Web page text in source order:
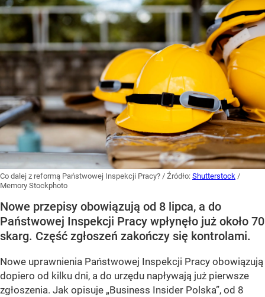
Co dalej z reformą Państwowej Inspekcji Pracy? / Źródło: Shutterstock /
Memory Stockphoto
Nowe przepisy obowiązują od 8 lipca, a do
Państwowej Inspekcji Pracy wpłynęło już około 70
skarg. Część zgłoszeń zakończy się kontrolami.
Nowe uprawnienia Państwowej Inspekcji Pracy obowiązują
dopiero od kilku dni, a do urzędu napływają już pierwsze
zgłoszenia. Jak opisuje „Business Insider Polska”, od 8